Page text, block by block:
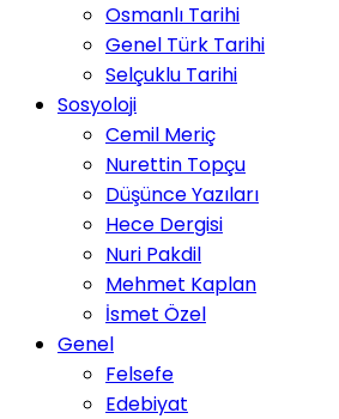
Osmanlı Tarihi
Genel Türk Tarihi
Selçuklu Tarihi
Sosyoloji
Cemil Meriç
Nurettin Topçu
Düşünce Yazıları
Hece Dergisi
Nuri Pakdil
Mehmet Kaplan
İsmet Özel
Genel
Felsefe
Edebiyat